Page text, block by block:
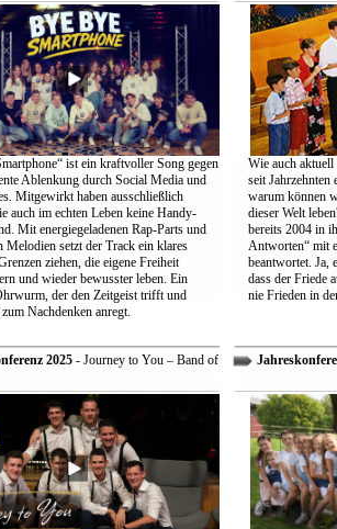
ist ein kraftvoller Song gegen
Ablenkung durch Social Media und
Mitgewirkt haben ausschließlich
auch im echten Leben keine Handy-
Mit energiegeladenen Rap-Parts und
Melodien setzt der Track ein klares
ziehen, die eigene Freiheit
und wieder bewusster leben. Ein
der den Zeitgeist trifft und
Nachdenken anregt.
Wie auch
seit Jahrzehnten
warum können
dieser Welt
bereits 2004 in
Antworten“ mit
beantwortet. Ja,
dass der Friede
nie Frieden in
2025- Journey to You – Band of